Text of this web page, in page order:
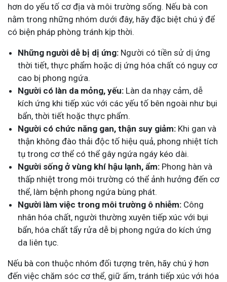
hơn do yếu tố cơ địa và môi trường sống. Nếu bà con
nằm trong những nhóm dưới đây, hãy đặc biệt chú ý để
có biện pháp phòng tránh kịp thời.
Những người dễ bị dị ứng: Người có tiền sử dị ứng
thời tiết, thực phẩm hoặc dị ứng hóa chất có nguy cơ
cao bị phong ngứa.
Người có làn da mỏng, yếu: Làn da nhạy cảm, dễ
kích ứng khi tiếp xúc với các yếu tố bên ngoài như bụi
bẩn, thời tiết hoặc thực phẩm.
Người có chức năng gan, thận suy giảm: Khi gan và
thận không đào thải độc tố hiệu quả, phong nhiệt tích
tụ trong cơ thể có thể gây ngứa ngáy kéo dài.
Người sống ở vùng khí hậu lạnh, ẩm: Phong hàn và
thấp nhiệt trong môi trường có thể ảnh hưởng đến cơ
thể, làm bệnh phong ngứa bùng phát.
Người làm việc trong môi trường ô nhiễm: Công
nhân hóa chất, người thường xuyên tiếp xúc với bụi
bẩn, hóa chất tẩy rửa dễ bị phong ngứa do kích ứng
da liên tục.
Nếu bà con thuộc nhóm đối tượng trên, hãy chú ý hơn
đến việc chăm sóc cơ thể, giữ ấm, tránh tiếp xúc với hóa